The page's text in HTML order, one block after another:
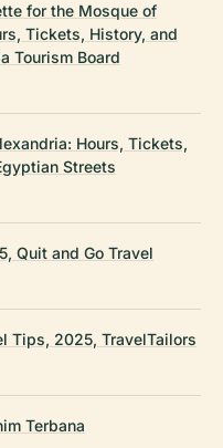
for the Mosque of
Tickets, History, and
Tourism Board
Hours, Tickets,
Streets
Quit and Go Travel
Tips, 2025, TravelTailors
Terbana